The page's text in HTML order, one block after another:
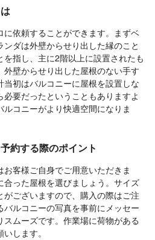
依頼することができます。まずベ
ダは外壁からせり出した縁のこと
指し、主に2階以上に設置されたも
壁からせり出した屋根のない手す
当初はバルコニーに屋根を設置しな
要だったということもありますよ
コニーがより快適空間になりま
約する際のポイント
客様ご自身でご用意いただきま
った屋根を選びましょう。サイズ
ございますので、購入の際はご注
ルコニーの写真を事前にメッセー
ムーズです。作業場に荷物がある
します。